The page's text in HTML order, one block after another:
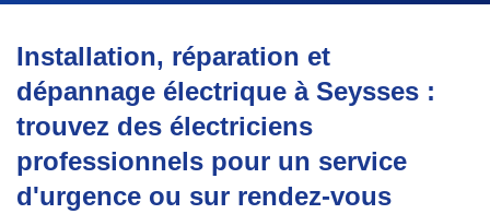
Installation, réparation et
dépannage électrique à Seysses :
trouvez des électriciens
professionnels pour un service
d'urgence ou sur rendez-vous